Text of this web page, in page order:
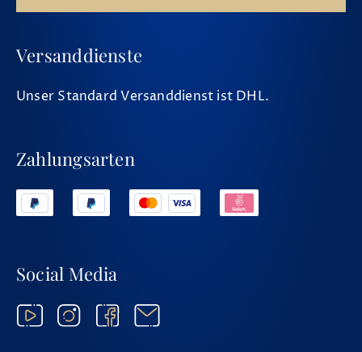
Versanddienste
Unser Standard Versanddienst ist DHL.
Zahlungsarten
Social Media